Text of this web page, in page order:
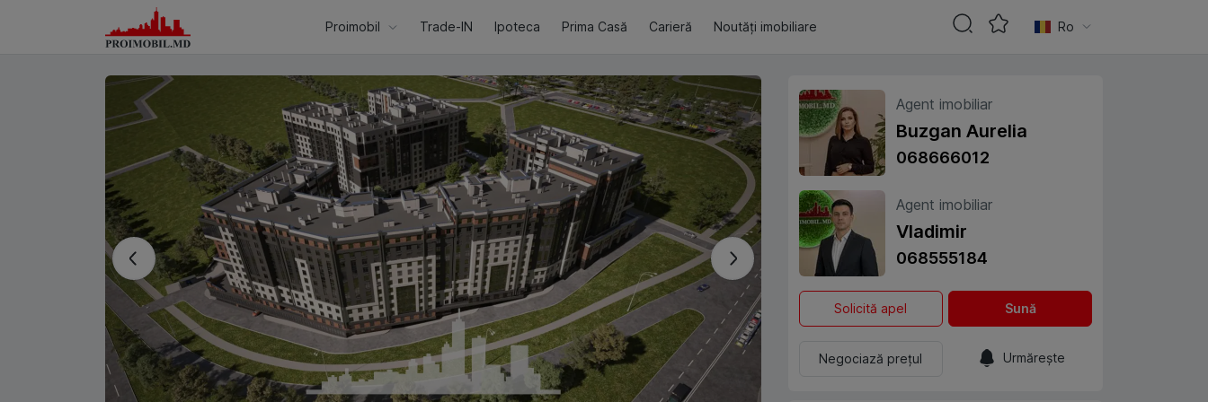
Agent imobiliar
Buzgan Aurelia
068666012
Agent imobiliar
Vladimir
068555184
Solicită apel Sună
Negociază prețul Urmărește
Proimobil Trade-IN Ipoteca Prima Casă Carieră Noutăți imobiliare Ro